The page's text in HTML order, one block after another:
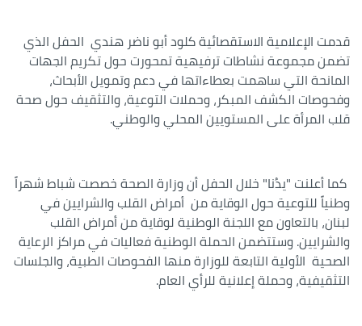
قدمت الإعلامية الاستقصائية كلود أبو ناضر هندي الحفل الذي
تضمن مجموعة نشاطات ترفيهية تمحورت حول تكريم الجهات
المانحة التي ساهمت بعطاءاتها في دعم وتمويل الأبحاث،
وفحوصات الكشف المبكر، وحملات التوعية، والتثقيف حول صحة
قلب المرأة على المستويين المحلي والوطني.
كما أعلنت "يدُنا" خلال الحفل أن وزارة الصحة خصصت شباط شهراً
وطنياً للتوعية حول الوقاية من أمراض القلب والشرايين في
لبنان، بالتعاون مع اللجنة الوطنية لوقاية من أمراض القلب
والشرايين. وستتضمن الحملة الوطنية فعاليات في مراكز الرعاية
الصحية الأولية التابعة للوزارة منها الفحوصات الطبية، والجلسات
التثقيفية، وحملة إعلانية للرأي العام.